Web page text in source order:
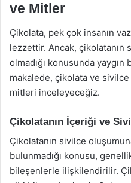
ve Mitler
Çikolata, pek çok insanın
lezzettir. Ancak,
olmadığı konusunda
makalede, çikolata ve
mitleri inceleyeceğiz.
Çikolatanın İçeriği ve
Çikolatanın sivilce
bulunmadığı konusu,
bileşenlerle ilişkilendirilir.